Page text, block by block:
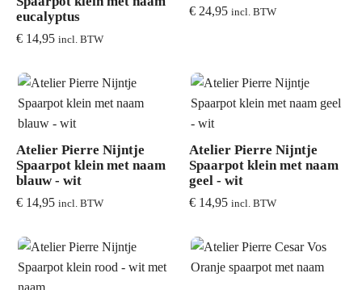
eucalyptus
€ 14,95 incl. BTW
€ 24,95 incl. BTW
Atelier Pierre Nijntje
Spaarpot klein met naam
blauw - wit
€ 14,95 incl. BTW
Atelier Pierre Nijntje
Spaarpot klein met naam
geel - wit
€ 14,95 incl. BTW